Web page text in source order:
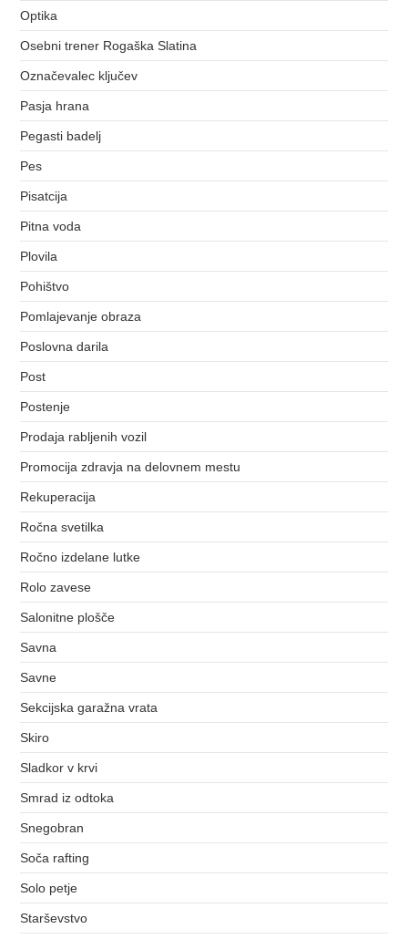
Optika
Osebni trener Rogaška Slatina
Označevalec ključev
Pasja hrana
Pegasti badelj
Pes
Pisatcija
Pitna voda
Plovila
Pohištvo
Pomlajevanje obraza
Poslovna darila
Post
Postenje
Prodaja rabljenih vozil
Promocija zdravja na delovnem mestu
Rekuperacija
Ročna svetilka
Ročno izdelane lutke
Rolo zavese
Salonitne plošče
Savna
Savne
Sekcijska garažna vrata
Skiro
Sladkor v krvi
Smrad iz odtoka
Snegobran
Soča rafting
Solo petje
Starševstvo